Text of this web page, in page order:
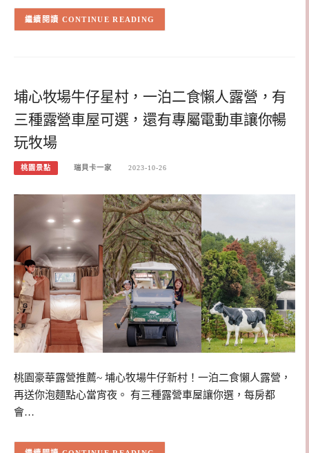
CONTINUE READING
埔心牧場牛仔星村，一泊二食懶人露營，有
三種露營車屋可選，還有專屬電動車讓你暢
玩牧場
桃園景點 瑞貝卡一家 2023-10-26
桃園豪華露營推薦~ 埔心牧場牛仔新村！一泊二食懶人露營，
再送你泡麵點心當宵夜。 有三種露營車屋讓你選，每房都
會…